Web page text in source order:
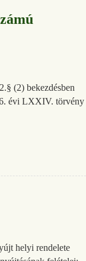
(2) bekezdésben
évi LXXIV. törvény
helyi rendelete